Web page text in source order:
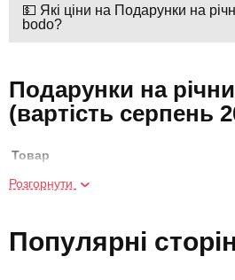
💵 Які ціни на Подарунки на
bodo?
Подарунки на
(вартість серпень
Товар
Майстер-клас аргентинського танго
Розгорнути
Популярні